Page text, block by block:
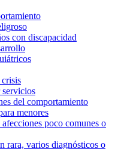
con discapacidad
servicios
del comportamiento
menores
poco comunes o
rara, varios diagnósticos o